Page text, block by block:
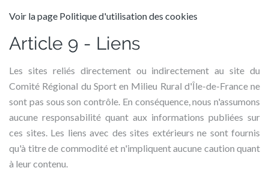
Voir la page Politique d'utilisation des cookies
Article 9 - Liens
Les sites reliés directement ou indirectement au site du
Comité Régional du Sport en Milieu Rural d'Île-de-France ne
sont pas sous son contrôle. En conséquence, nous n'assumons
aucune responsabilité quant aux informations publiées sur
ces sites. Les liens avec des sites extérieurs ne sont fournis
qu'à titre de commodité et n'impliquent aucune caution quant
à leur contenu.